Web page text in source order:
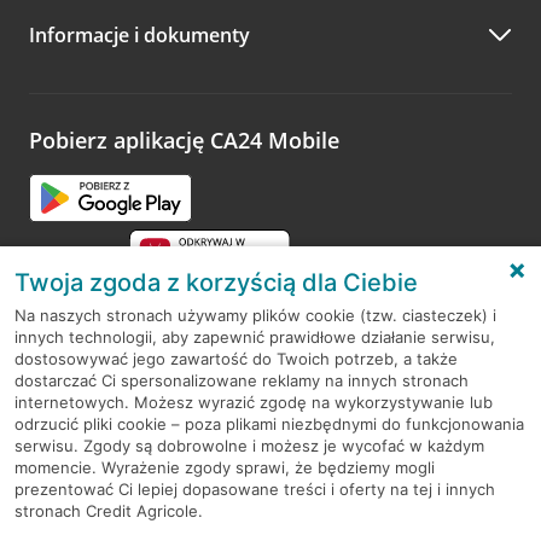
Zachęcamy do podzielenia się z nami opinią o wizycie.
opinie.
Informacje i dokumenty
Pobierz aplikację CA24 Mobile
RODO
Regulamin serwisu
Mapa serwisu
PolitykaCookies
Twoja zgoda z korzyścią dla Ciebie
Na naszych stronach używamy plików cookie (tzw. ciasteczek) i
innych technologii, aby zapewnić prawidłowe działanie serwisu,
dostosowywać jego zawartość do Twoich potrzeb, a także
dostarczać Ci spersonalizowane reklamy na innych stronach
internetowych. Możesz wyrazić zgodę na wykorzystywanie lub
odrzucić pliki cookie – poza plikami niezbędnymi do funkcjonowania
serwisu. Zgody są dobrowolne i możesz je wycofać w każdym
momencie. Wyrażenie zgody sprawi, że będziemy mogli
prezentować Ci lepiej dopasowane treści i oferty na tej i innych
stronach Credit Agricole.